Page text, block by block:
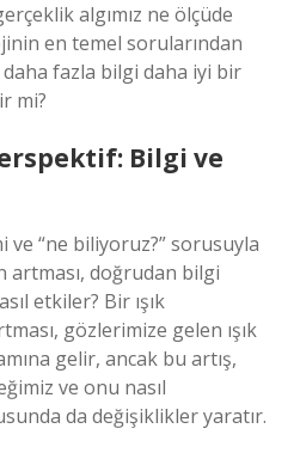
algımız ne ölçüde
en temel sorularından
fazla bilgi daha iyi bir
mi?
Bilgi ve
“ne biliyoruz?” sorusuyla
artması, doğrudan bilgi
etkiler? Bir ışık
gözlerimize gelen ışık
gelir, ancak bu artış,
ve onu nasıl
da değişiklikler yaratır.